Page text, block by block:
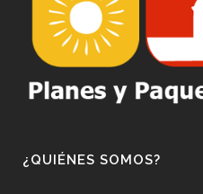
¿QUIÉNES SOMOS?